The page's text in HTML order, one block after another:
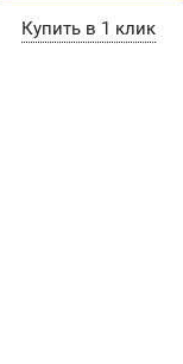
Купить в 1 клик